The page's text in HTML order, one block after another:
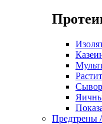
Предтрены